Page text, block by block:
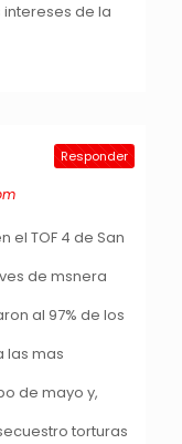
de la
el TOF 4 de San
de msnera
al 97% de los
las mas
de mayo y,
torturas
Responder